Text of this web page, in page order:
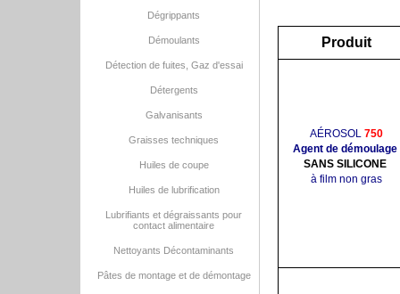
Dégrippants
Démoulants
Détection de fuites, Gaz d'essai
Détergents
Galvanisants
Graisses techniques
Huiles de coupe
Huiles de lubrification
Lubrifiants et dégraissants pour
contact alimentaire
Nettoyants Décontaminants
Pâtes de montage et de démontage
Produit
AÉROSOL 750
Agent de démoulage
SANS SILICONE
à film non gras